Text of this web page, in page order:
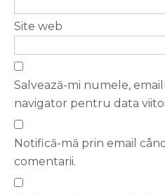
Site web
Salvează-mi numele,
navigator pentru data
Notifică-mă prin email
comentarii.